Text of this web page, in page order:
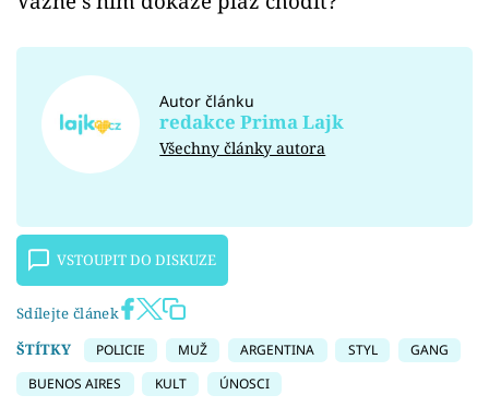
Autor článku
redakce Prima Lajk
Všechny články autora
VSTOUPIT DO DISKUZE
Sdílejte článek
ŠTÍTKY
POLICIE MUŽ ARGENTINA STYL
GANG
BUENOS AIRES
KULT ÚNOSCI